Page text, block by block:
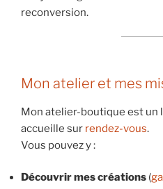
reconversion.
Mon atelier et mes
Mon atelier-boutique est un
accueille sur rendez-vous.
Vous pouvez y :
Découvrir mes créations (